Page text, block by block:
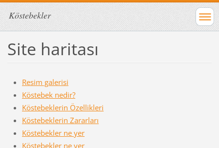
Köstebekler
Site haritası
Resim galerisi
Köstebek nedir?
Köstebeklerin Özellikleri
Köstebeklerin Zararları
Köstebekler ne yer
Köstebekler ne yer